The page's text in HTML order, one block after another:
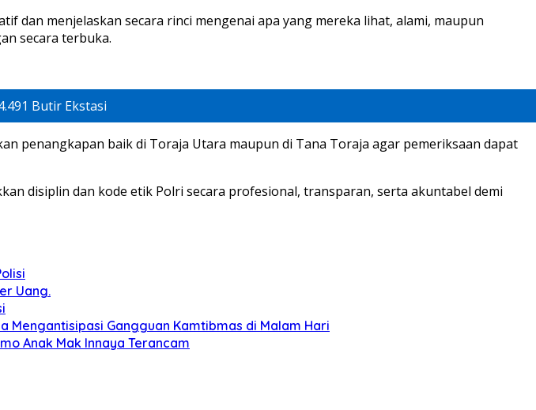
dan menjelaskan secara rinci mengenai apa yang mereka lihat, alami, maupun
secara terbuka.
Butir Ekstasi
penangkapan baik di Toraja Utara maupun di Tana Toraja agar pemeriksaan dapat
disiplin dan kode etik Polri secara profesional, transparan, serta akuntabel demi
Uang.
Mengantisipasi Gangguan Kamtibmas di Malam Hari
Anak Mak Innaya Terancam